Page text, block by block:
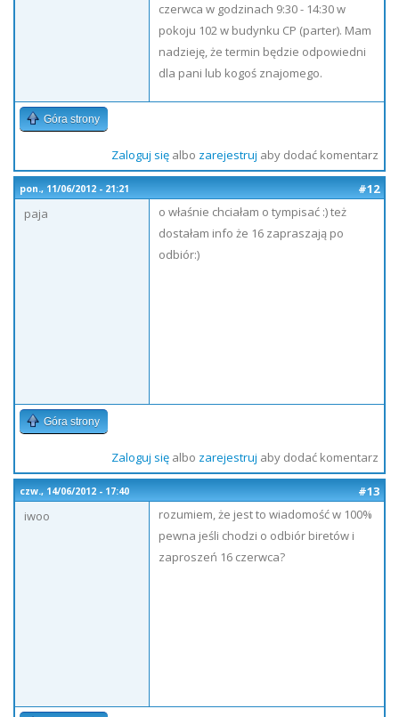
czerwca w godzinach 9:30 - 14:30 w
pokoju 102 w budynku CP (parter). Mam
nadzieję, że termin będzie odpowiedni
dla pani lub kogoś znajomego.
Góra strony
Zaloguj sięalbo zarejestruj aby dodać komentarz
pon., 11/06/2012 - 21:21
#12
paja
o właśnie chciałam o tympisać :) też
dostałam info że 16 zapraszają po
odbiór:)
Góra strony
Zaloguj sięalbo zarejestruj aby dodać komentarz
czw., 14/06/2012 - 17:40
#13
iwoo
rozumiem, że jest to wiadomość w 100%
pewna jeśli chodzi o odbiór biretów i
zaproszeń 16 czerwca?